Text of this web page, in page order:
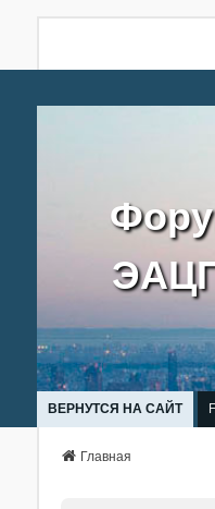
ВЕРНУТСЯ НА САЙТ
Главная